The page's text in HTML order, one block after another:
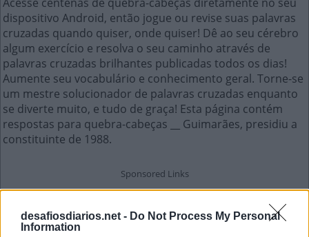
desafiosdiarios.net - Do Not Process My Personal
Information
dispositivo Android, então jogue ou revise suas palavras
cruzadas quando quiser, onde quiser! Dê ao seu cérebro
algum exercício e resolva o seu caminho através de
palavras cruzadas brilhantes publicadas todos os dias!
Aumente seu vocabulário e conhecimento geral. Torne-se
um mestre solucionador de palavras cruzadas enquanto
se diverte muito, e tudo de graça! Esta página contém
respostas para quebra-cabeças __ Guimarães, presidiu a
constituinte de 1988.